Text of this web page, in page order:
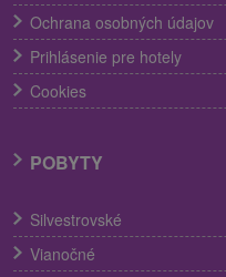
Ochrana osobných údajov
Prihlásenie pre hotely
Cookies
POBYTY
Silvestrovské
Vianočné